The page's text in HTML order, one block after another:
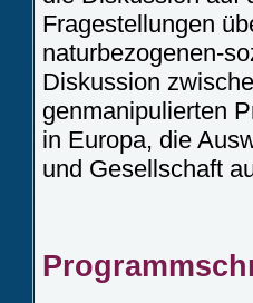
Fragestellungen
naturbezogenen-
Diskussion
genmanipulierten
in Europa, die
und Gesellschaft